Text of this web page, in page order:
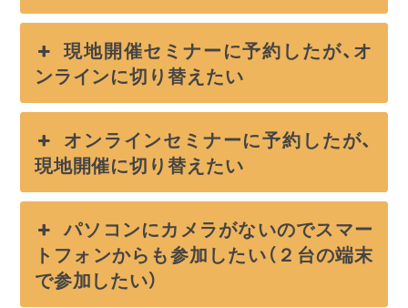
現地開催セミナーに予約したが、オ
ンラインに切り替えたい
オンラインセミナーに予約したが、
現地開催に切り替えたい
パソコンにカメラがないのでスマー
トフォンからも参加したい（２台の端末
で参加したい）